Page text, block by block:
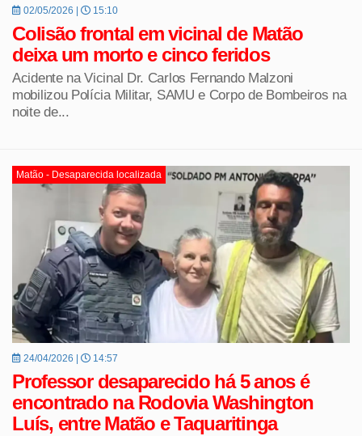
02/05/2026 | 15:10
Colisão frontal em vicinal de Matão
deixa um morto e cinco feridos
Acidente na Vicinal Dr. Carlos Fernando Malzoni
mobilizou Polícia Militar, SAMU e Corpo de Bombeiros na
noite de...
Matão - Desaparecida localizada
24/04/2026 | 14:57
Professor desaparecido há 5 anos é
encontrado na Rodovia Washington
Luís, entre Matão e Taquaritinga